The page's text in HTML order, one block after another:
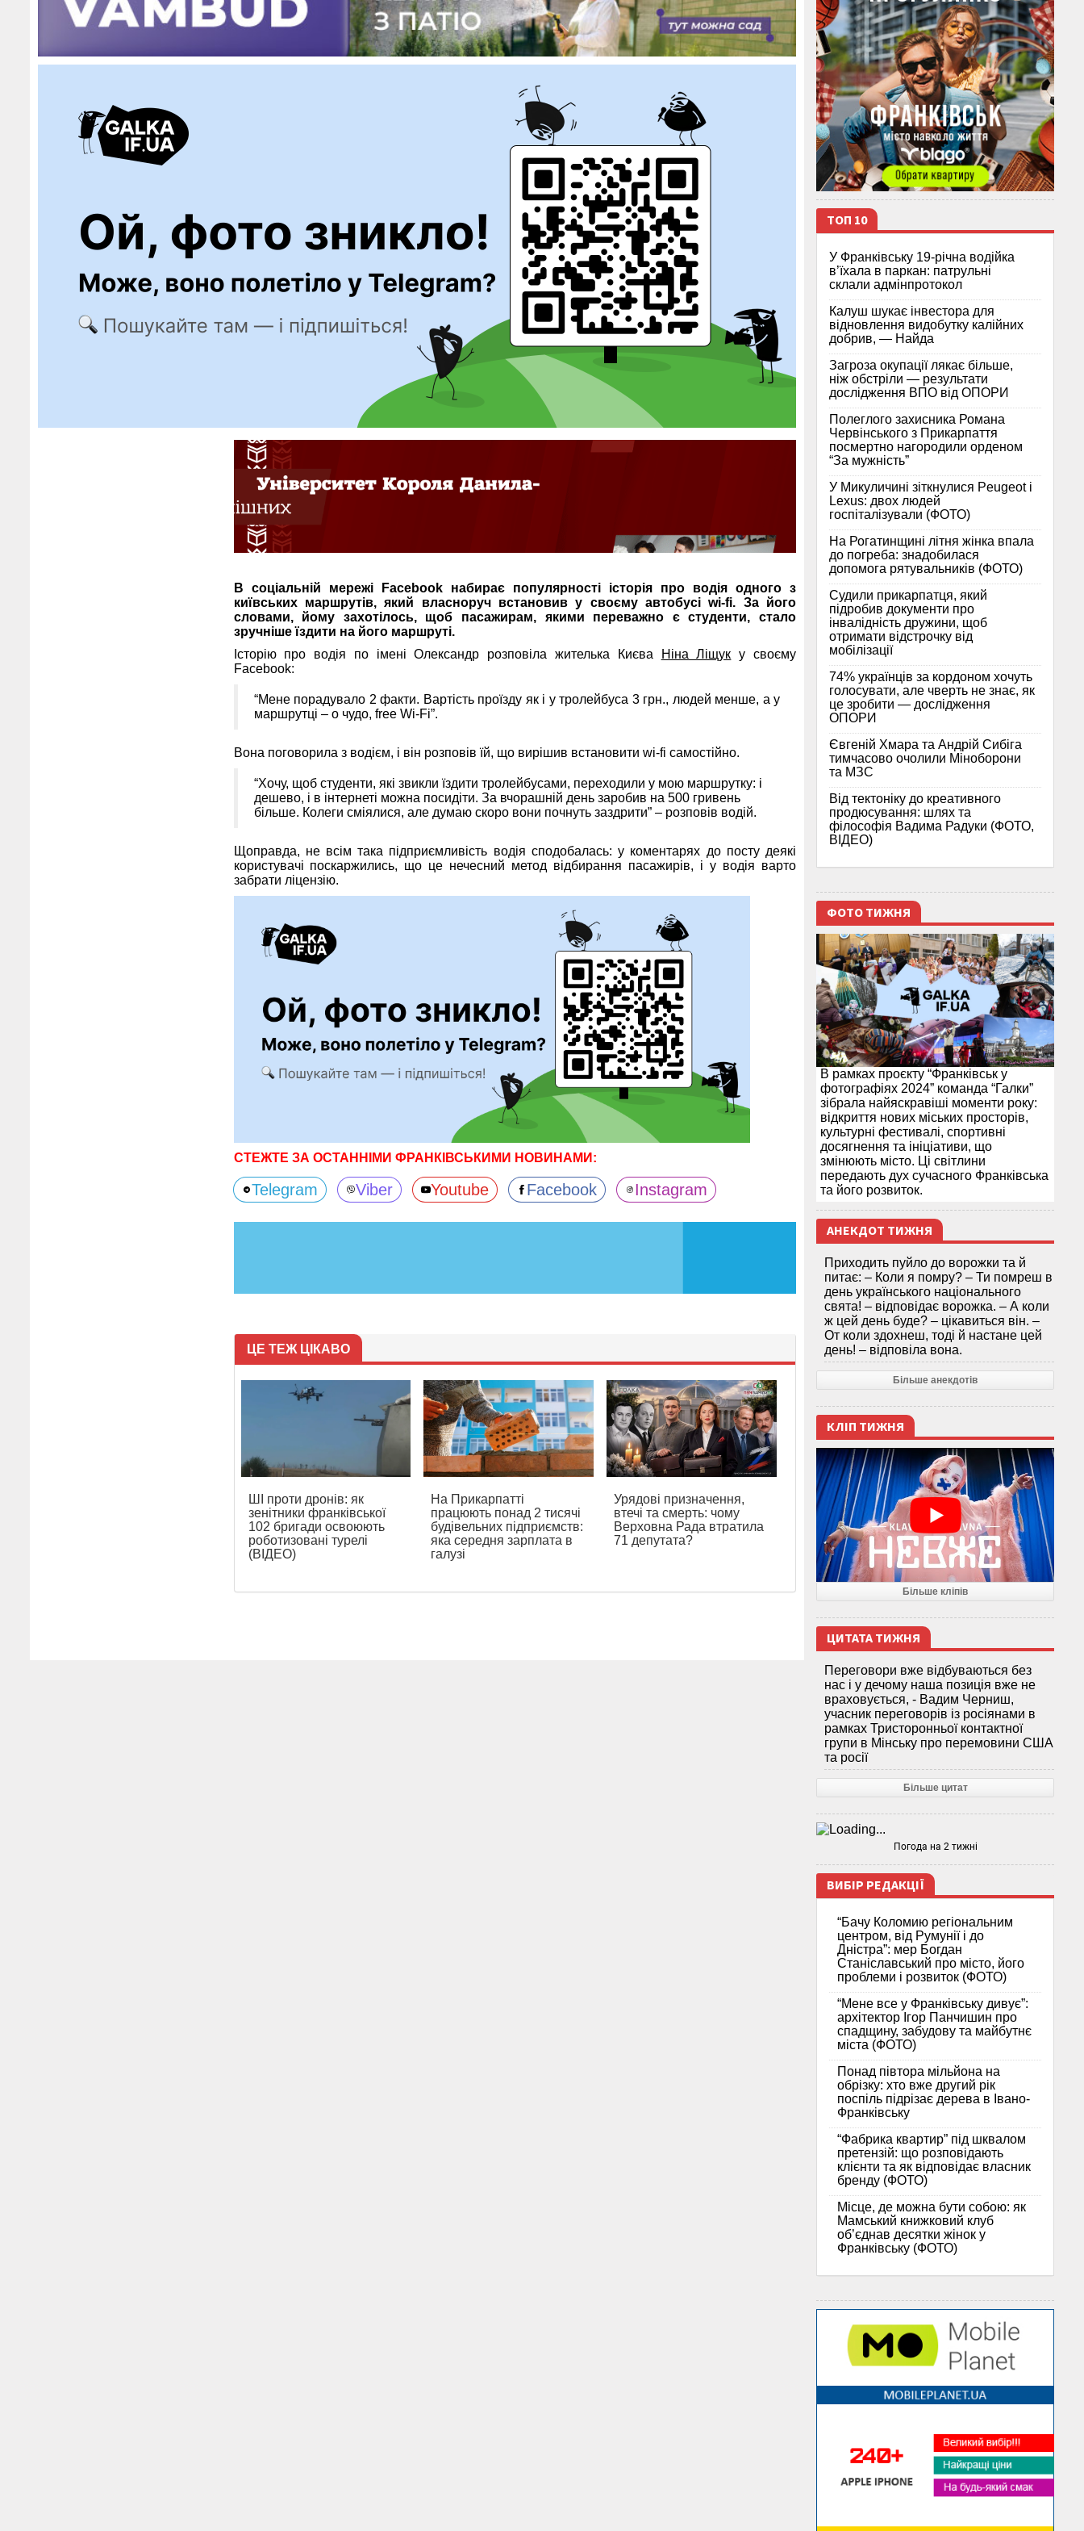
В соціальній мережі Facebook набирає популярності історія про водія одного з
київських маршрутів, який власноруч встановив у своєму автобусі wi-fi. За його
словами, йому захотілось, щоб пасажирам, якими переважно є студенти, стало
зручніше їздити на його маршруті.
Історію про водія по імені Олександр розповіла жителька Києва
Ніна Ліщук у своєму
Facebook:
“Мене порадувало 2 факти. Вартість проїзду як і у тролейбуса 3 грн., людей менше, а у
маршрутці – о чудо, free Wi-Fi”.
Вона поговорила з водієм, і він розповів їй, що вирішив встановити wi-fi самостійно.
“Хочу, щоб студенти, які звикли їздити тролейбусами, переходили у мою маршрутку: і
дешево, і в інтернеті можна посидіти. За вчорашній день заробив на 500 гривень
більше. Колеги сміялися, але думаю скоро вони почнуть заздрити” – розповів водій.
Щоправда, не всім така підприємливість водія сподобалась: у коментарях до посту деякі
користувачі поскаржились, що це нечесний метод відбирання пасажирів, і у водія варто
забрати ліцензію.
СТЕЖТЕ ЗА ОСТАННІМИ ФРАНКІВСЬКИМИ НОВИНАМИ:
Telegram Viber Youtube Facebook Instagram
ЦЕ ТЕЖ ЦІКАВО
ШІ проти дронів: як
зенітники франківської
102 бригади освоюють
роботизовані турелі
(ВІДЕО)
На Прикарпатті
працюють понад 2 тисячі
будівельних підприємств:
яка середня зарплата в
галузі
Урядові призначення,
втечі та смерть: чому
Верховна Рада втратила
71 депутата?
ТОП 10
У Франківську 19-річна водійка
в’їхала в паркан: патрульні
склали адмінпротокол
Калуш шукає інвестора для
відновлення видобутку калійних
добрив, — Найда
Загроза окупації лякає більше,
ніж обстріли — результати
дослідження ВПО від ОПОРИ
Полеглого захисника Романа
Червінського з Прикарпаття
посмертно нагородили орденом
“За мужність”
У Микуличині зіткнулися Peugeot і
Lexus: двох людей
госпіталізували (ФОТО)
На Рогатинщині літня жінка впала
до погреба: знадобилася
допомога рятувальників (ФОТО)
Судили прикарпатця, який
підробив документи про
інвалідність дружини, щоб
отримати відстрочку від
мобілізації
74% українців за кордоном хочуть
голосувати, але чверть не знає, як
це зробити — дослідження
ОПОРИ
Євгеній Хмара та Андрій Сибіга
тимчасово очолили Міноборони
та МЗС
Від тектоніку до креативного
продюсування: шлях та
філософія Вадима Радуки (ФОТО,
ВІДЕО)
ФОТО ТИЖНЯ
В рамках проєкту “Франківськ у
фотографіях 2024” команда “Галки”
зібрала найяскравіші моменти року:
відкриття нових міських просторів,
культурні фестивалі, спортивні
досягнення та ініціативи, що
змінюють місто. Ці світлини
передають дух сучасного Франківська
та його розвиток.
АНЕКДОТ ТИЖНЯ
Приходить пуйло до ворожки та й
питає: – Коли я помру? – Ти помреш в
день українського національного
свята! – відповідає ворожка. – А коли
ж цей день буде? – цікавиться він. –
От коли здохнеш, тоді й настане цей
день! – відповіла вона.
Більше анекдотів
КЛІП ТИЖНЯ
Більше кліпів
ЦИТАТА ТИЖНЯ
Переговори вже відбуваються без
нас і у дечому наша позиція вже не
враховується, - Вадим Черниш,
учасник переговорів із росіянами в
рамках Тристоронньої контактної
групи в Мінську про перемовини США
та росії
Більше цитат
Погода на 2 тижні
ВИБІР РЕДАКЦІЇ
“Бачу Коломию регіональним
центром, від Румунії і до
Дністра”: мер Богдан
Станіславський про місто, його
проблеми і розвиток (ФОТО)
“Мене все у Франківську дивує”:
архітектор Ігор Панчишин про
спадщину, забудову та майбутнє
міста (ФОТО)
Понад півтора мільйона на
обрізку: хто вже другий рік
поспіль підрізає дерева в Івано-
Франківську
“Фабрика квартир” під шквалом
претензій: що розповідають
клієнти та як відповідає власник
бренду (ФОТО)
Місце, де можна бути собою: як
Мамський книжковий клуб
об’єднав десятки жінок у
Франківську (ФОТО)